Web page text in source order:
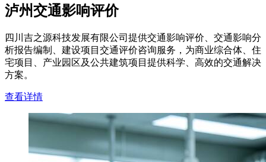
泸州交通影响评价
四川吉之源科技发展有限公司提供交通影响评价、交通影响分
析报告编制、建设项目交通评价咨询服务，为商业综合体、住
宅项目、产业园区及公共建筑项目提供科学、高效的交通解决
方案。
查看详情